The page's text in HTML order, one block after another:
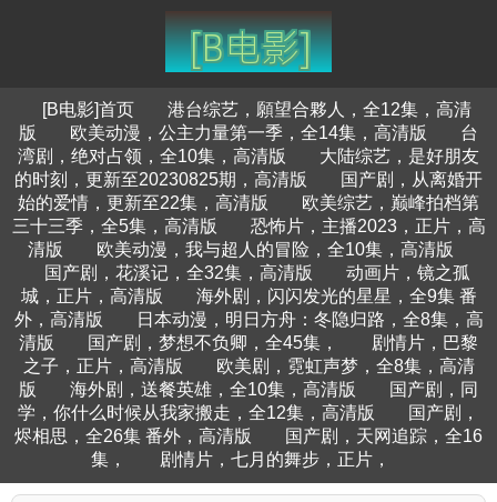
[B电影]首页
港台综艺，願望合夥人，全12集，高清
版
欧美动漫，公主力量第一季，全14集，高清版
台
湾剧，绝对占领，全10集，高清版
大陆综艺，是好朋友
的时刻，更新至20230825期，高清版
国产剧，从离婚开
始的爱情，更新至22集，高清版
欧美综艺，巅峰拍档第
三十三季，全5集，高清版
恐怖片，主播2023，正片，高
清版
欧美动漫，我与超人的冒险，全10集，高清版
国产剧，花溪记，全32集，高清版
动画片，镜之孤
城，正片，高清版
海外剧，闪闪发光的星星，全9集 番
外，高清版
日本动漫，明日方舟：冬隐归路，全8集，高
清版
国产剧，梦想不负卿，全45集，
剧情片，巴黎
之子，正片，高清版
欧美剧，霓虹声梦，全8集，高清
版
海外剧，送餐英雄，全10集，高清版
国产剧，同
学，你什么时候从我家搬走，全12集，高清版
国产剧，
烬相思，全26集 番外，高清版
国产剧，天网追踪，全16
集，
剧情片，七月的舞步，正片，